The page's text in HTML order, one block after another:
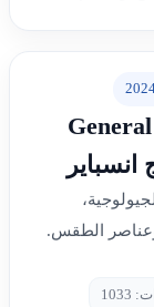
وعناصر الطقس.